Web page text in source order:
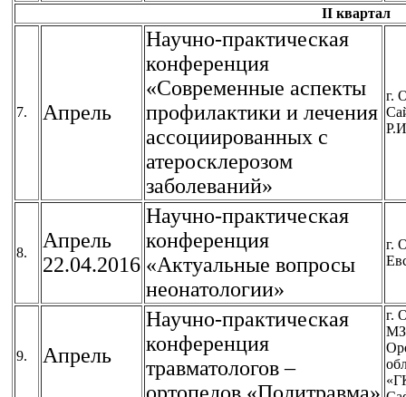
II квартал
7. Апрель
Научно-практическая
конференция
«Современные аспекты
профилактики и лечения
ассоциированных с
атеросклерозом
заболеваний»
г.
8.
Апрель
22.04.2016
Научно-практическая
конференция
«Актуальные вопросы
неонатологии»
г.
9. Апрель
Научно-практическая
конференция
травматологов –
г.
МЗ